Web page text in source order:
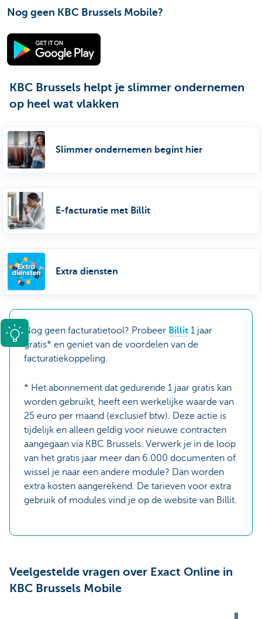
Nog geen KBC Brussels Mobile?
KBC Brussels helpt je slimmer ondernemen
op heel wat vlakken
Slimmer ondernemen begint hier
E-facturatie met Billit
Extra diensten
Nog geen facturatietool? Probeer Billit 1 jaar
gratis* en geniet van de voordelen van de
facturatiekoppeling.
* Het abonnement dat gedurende 1 jaar gratis kan
worden gebruikt, heeft een werkelijke waarde van
25 euro per maand (exclusief btw). Deze actie is
tijdelijk en alleen geldig voor nieuwe contracten
aangegaan via KBC Brussels. Verwerk je in de loop
van het gratis jaar meer dan 6.000 documenten of
wissel je naar een andere module? Dan worden
extra kosten aangerekend. De tarieven voor extra
gebruik of modules vind je op de website van Billit.
Veelgestelde vragen over Exact Online in
KBC Brussels Mobile